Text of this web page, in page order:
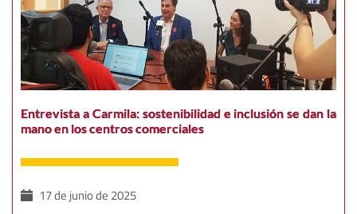
Entrevista a Carmila: sostenibilidad e inclusión se dan la
mano en los centros comerciales
17 de junio de 2025